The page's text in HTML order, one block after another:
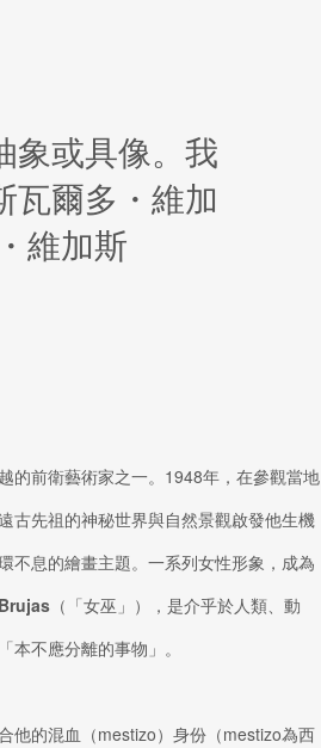
象或具像。我
瓦爾多 ・ 維加
・ 維加斯
的前衛藝術家之一。1948年，在參觀當地
古先祖的神秘世界與自然景觀啟發他生機
不息的繪畫主題。一系列女性形象，成為
Brujas （「女巫」），是介乎於人類、動
不應分離的事物」。
他的混血（mestizo）身份（mestizo為西